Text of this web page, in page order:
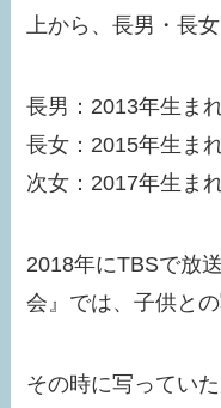
上から、長男・長
長男：2013年生ま
長女：2015年生ま
次女：2017年生ま
2018年にTBSで放
会』では、子供と
その時に写ってい